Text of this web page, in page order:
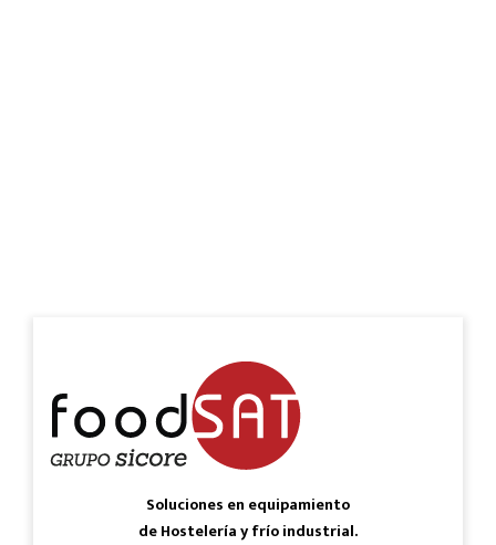
Soluciones en equipamiento
de Hostelería y frío industrial.